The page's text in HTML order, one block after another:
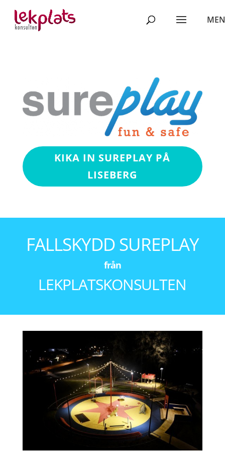
KIKA IN SUREPLAY PÅ
LISEBERG
FALLSKYDD SUREPLAY
från
LEKPLATSKONSULTEN